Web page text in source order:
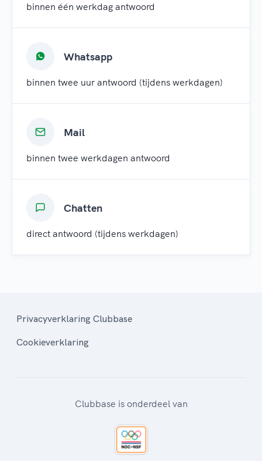
binnen één werkdag antwoord
Whatsapp
binnen twee uur antwoord (tijdens werkdagen)
Mail
binnen twee werkdagen antwoord
Chatten
direct antwoord (tijdens werkdagen)
Privacyverklaring Clubbase
Cookieverklaring
Clubbase is onderdeel van